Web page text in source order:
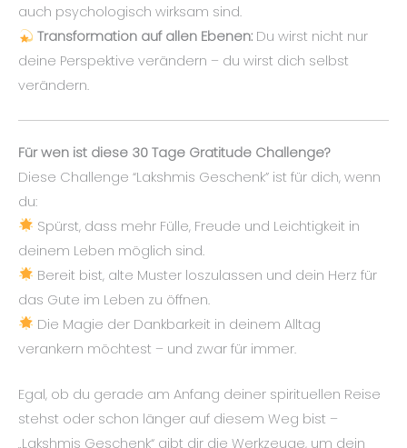
auch psychologisch wirksam sind.
Transformation auf allen Ebenen:Du wirst nicht nur
deine Perspektive verändern – du wirst dich selbst
verändern.
Für wen ist diese 30 Tage Gratitude Challenge?
Diese Challenge “Lakshmis Geschenk” ist für dich, wenn
du:
Spürst, dass mehr Fülle, Freude und Leichtigkeit in
deinem Leben möglich sind.
Bereit bist, alte Muster loszulassen und dein Herz für
das Gute im Leben zu öffnen.
Die Magie der Dankbarkeit in deinem Alltag
verankern möchtest – und zwar für immer.
Egal, ob du gerade am Anfang deiner spirituellen Reise
stehst oder schon länger auf diesem Weg bist –
„Lakshmis Geschenk“ gibt dir die Werkzeuge, um dein